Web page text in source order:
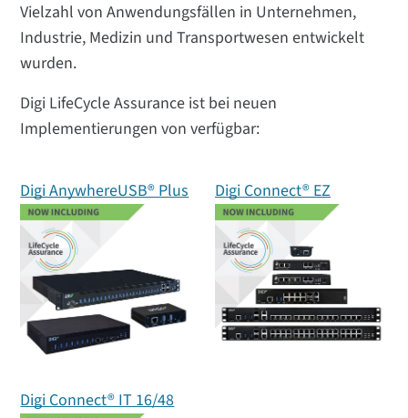
Vielzahl von Anwendungsfällen in Unternehmen,
Industrie, Medizin und Transportwesen entwickelt
wurden.
Digi LifeCycle Assurance ist bei neuen
Implementierungen von verfügbar:
Digi AnywhereUSB® Plus Digi Connect® EZ
Digi Connect® IT 16/48